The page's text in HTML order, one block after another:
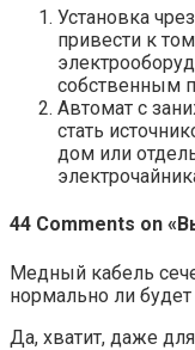
Установка
привести к
собственным
Автомат с
стать
дом или
44 Comments on
Медный кабель
нормально ли
Да, хватит, даже